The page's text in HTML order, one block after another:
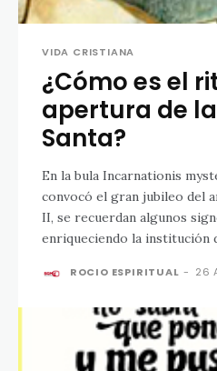
VIDA CRISTIANA
¿Cómo es el
apertura de
Santa?
En la bula Incarnationis
convocó el gran jubileo del
II, se recuerdan algunos
enriqueciendo la institución
ROCIO ESPIRITUAL - 26